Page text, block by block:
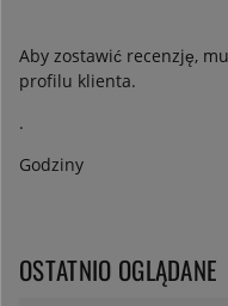
Aby zostawić recenzję,
profilu klienta.
.
Godziny
OSTATNIO OGLĄDANE